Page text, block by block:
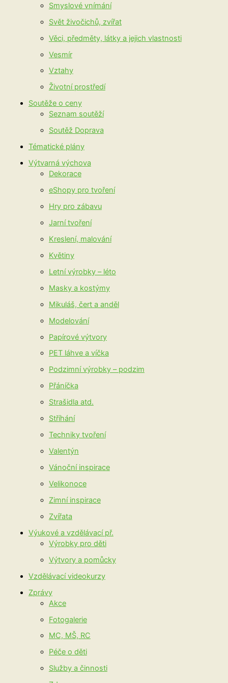
Smyslové vnímání
Svět živočichů, zvířat
Věci, předměty, látky a jejich vlastnosti
Vesmír
Vztahy
Životní prostředí
Soutěže o ceny
Seznam soutěží
Soutěž Doprava
Tématické plány
Výtvarná výchova
Dekorace
eShopy pro tvoření
Hry pro zábavu
Jarní tvoření
Kreslení, malování
Květiny
Letní výrobky – léto
Masky a kostýmy
Mikuláš, čert a anděl
Modelování
Papírové výtvory
PET láhve a víčka
Podzimní výrobky – podzim
Přáníčka
Strašidla atd.
Stříhání
Techniky tvoření
Valentýn
Vánoční inspirace
Velikonoce
Zimní inspirace
Zvířata
Výukové a vzdělávací př.
Výrobky pro děti
Výtvory a pomůcky
Vzdělávací videokurzy
Zprávy
Akce
Fotogalerie
MC, MŠ, RC
Péče o děti
Služby a činnosti